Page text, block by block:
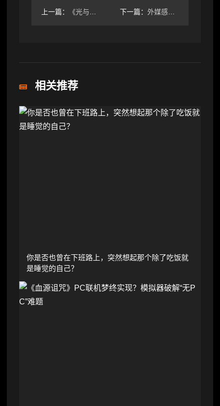
上一篇： 《光与影》导演盛赞：硬核玩家凭实力通关最棘手Boss 下一篇： 外媒感叹PS4模拟器《血源诅咒》：已全面超越原版！
相关推荐
你是否也曾在下班路上，突然想起那个除了吃饭就
是睡觉的自己？